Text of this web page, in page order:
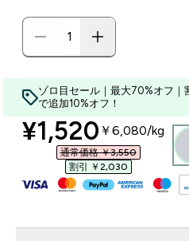
ゾロ目セール｜最大70%オフ｜
で追加10%オフ！
discounted
¥1,520‎ ￥6,080‎/kg
通常価格 ￥3,550‎
割引 ￥2,030‎